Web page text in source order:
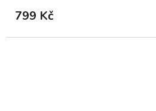
799 Kč